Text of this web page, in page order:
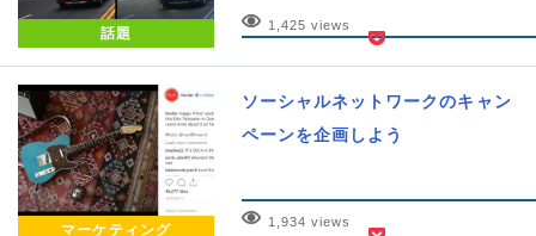
話題 1,425 views
マーケティング
ソーシャルネットワークのキャン
ペーンを企画しよう
1,934 views